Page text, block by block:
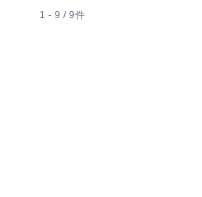
1 - 9 / 9件